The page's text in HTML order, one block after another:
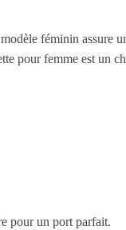
féminin assure
pour femme est un
pour un port parfait.